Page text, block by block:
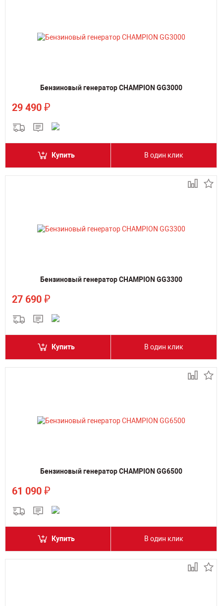
Бензиновый генератор CHAMPION GG3000
29 490 ₽
Купить В один клик
Бензиновый генератор CHAMPION GG3300
27 690 ₽
Купить В один клик
Бензиновый генератор CHAMPION GG6500
61 090 ₽
Купить В один клик